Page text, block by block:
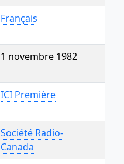
Français
1 novembre 1982
ICI Première
Société Radio-
Canada